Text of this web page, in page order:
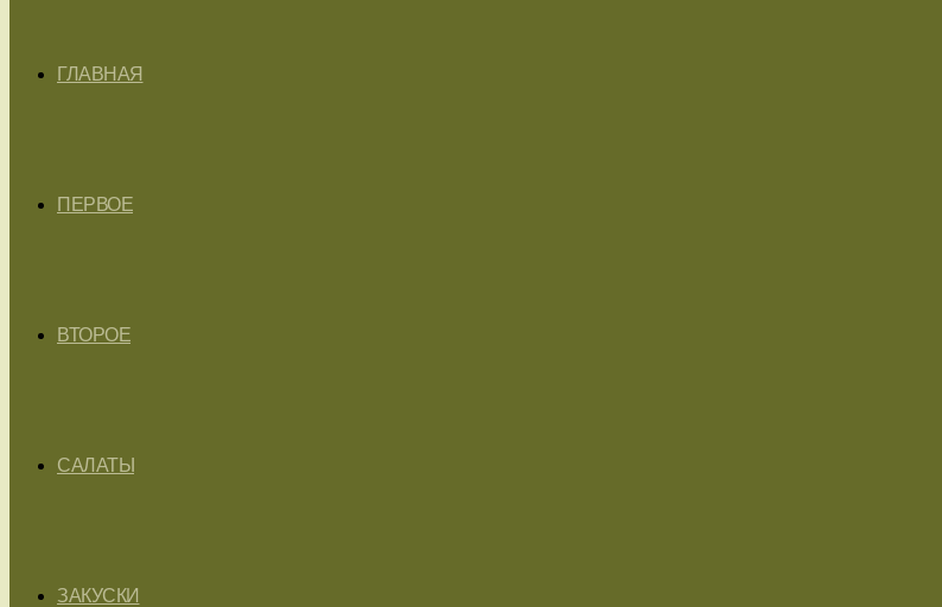
ГЛАВНАЯ
ПЕРВОЕ
ВТОРОЕ
САЛАТЫ
ЗАКУСКИ